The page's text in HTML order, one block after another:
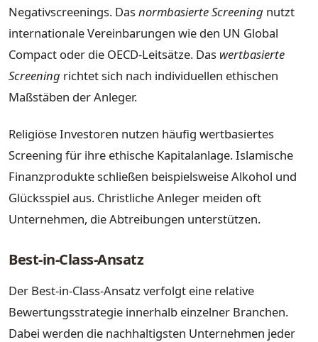
Negativscreenings. Dasnormbasierte Screening nutzt
internationale Vereinbarungen wie den UN Global
Compact oder die OECD-Leitsätze. Das wertbasierte
Screening richtet sich nach individuellen ethischen
Maßstäben der Anleger.
Religiöse Investoren nutzen häufig wertbasiertes
Screening für ihre ethische Kapitalanlage. Islamische
Finanzprodukte schließen beispielsweise Alkohol und
Glücksspiel aus. Christliche Anleger meiden oft
Unternehmen, die Abtreibungen unterstützen.
Best-in-Class-Ansatz
Der Best-in-Class-Ansatz verfolgt eine relative
Bewertungsstrategie innerhalb einzelner Branchen.
Dabei werden die nachhaltigsten Unternehmen jeder